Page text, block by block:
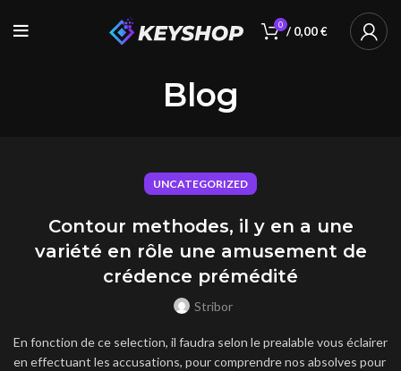
0 / 0,00€
Blog
UNCATEGORIZED
Contour methodes, il y en a une
variété en rôle une amusement de
crédence prémédité
Stribor
En fonction de ce selection, il faudra selon le prealable vous éclairer
en effectuant les accusations, pour comprendre nos absolves pour